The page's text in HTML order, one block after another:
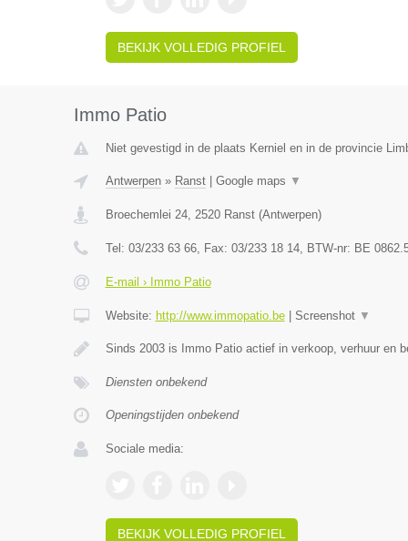
BEKIJK VOLLEDIG PROFIEL
Immo Patio
Niet gevestigd in de plaats Kerniel en in de provincie
Antwerpen» Ranst| Google maps ▼
Broechemlei 24, 2520 Ranst(Antwerpen)
Tel: 03/233 63 66, Fax: 03/233 18 14, BTW-nr: BE
E-mail › Immo Patio
Website: http://www.immopatio.be| Screenshot ▼
Sinds 2003 is Immo Patio actief in verkoop, verhuur en
Diensten onbekend
Openingstijden onbekend
Sociale media:
BEKIJK VOLLEDIG PROFIEL